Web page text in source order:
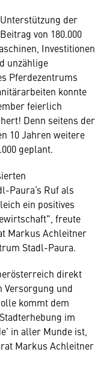
der
von 180.000
Investitionen
unzählige
Pferdezentrums
konnte
feierlich
Denn seitens der
10 Jahren weitere
geplant.
Paura‘s Ruf als
ein positives
freute
Markus Achleitner
Stadl-Paura.
direkt
Versorgung und
kommt dem
im
in aller Munde ist,
Markus Achleitner